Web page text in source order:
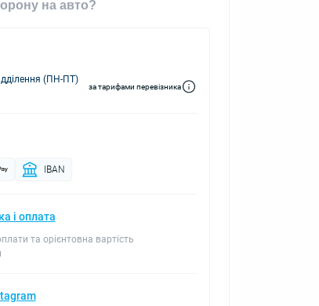
на авто?
(ПН-ПТ)
за тарифами перевізника
IBAN
і оплата
та орієнтовна вартість